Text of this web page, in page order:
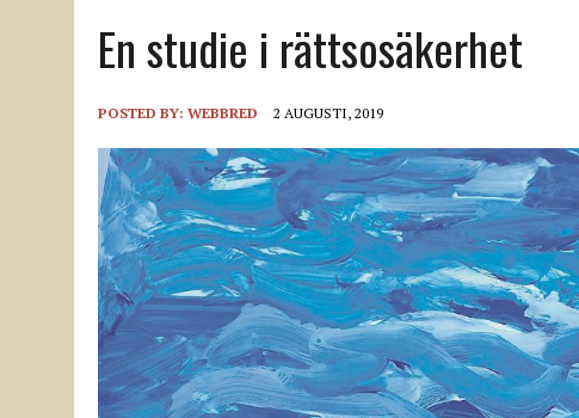
12 NOVEMBER, 2021
”SVENSKA FACKFÖRBUND BEHÖVER SKÄRPA SITT
18 NOVEMBER, 2021 |
SVENONIUS UTBUAD VID DEMONSTRATION
18 NOVEMBER, 2021 | LO-LEDNINGEN GER UPP ETT LANDMÄRKE
En studie i rättsosäkerhet
POSTED BY: WEBBRED 2 AUGUSTI, 2019